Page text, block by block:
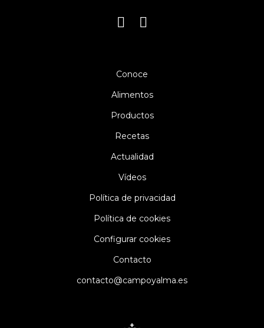
Conoce
Alimentos
Productos
Recetas
Actualidad
Vídeos
Política de privacidad
Política de cookies
Configurar cookies
Contacto
contacto@campoyalma.es